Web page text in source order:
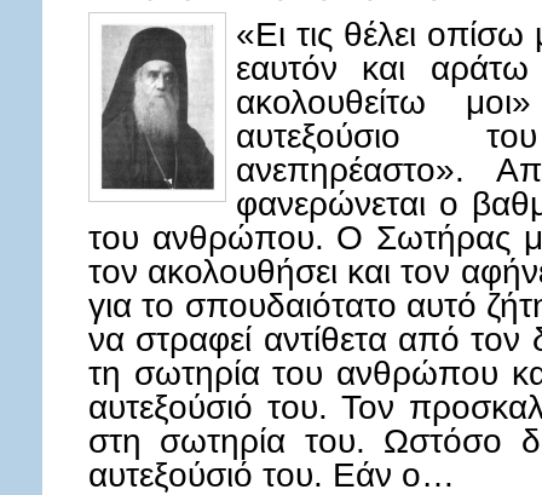
«Ει τις θέλει
εαυτόν και
ακολουθείτω
αυτεξούσιο
ανεπηρέαστο».
φανερώνεται ο
του ανθρώπου. Ο Σωτήρας
τον ακολουθήσει και τον
για το σπουδαιότατο αυτό
να στραφεί αντίθετα από
τη σωτηρία του ανθρώπου
αυτεξούσιό του. Τον
στη σωτηρία του. Ωστόσο
αυτεξούσιό του. Εάν ο…